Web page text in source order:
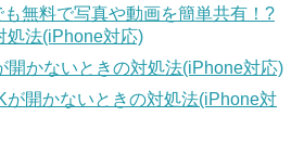
無料で写真や動画を簡単共有！?
処法(iPhone対応)
開かないときの対処法(iPhone対応)
が開かないときの対処法(iPhone対